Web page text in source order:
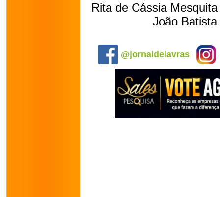
Rita de Cássia
João
@jornaldelavras